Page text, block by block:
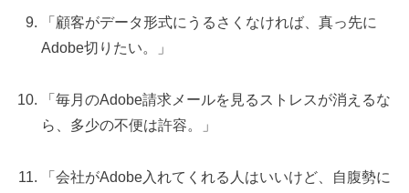
「顧客がデータ形式にうるさくなければ、真っ先に
Adobe切りたい。」
「毎月のAdobe請求メールを見るストレスが消えるな
ら、多少の不便は許容。」
「会社がAdobe入れてくれる人はいいけど、自腹勢に